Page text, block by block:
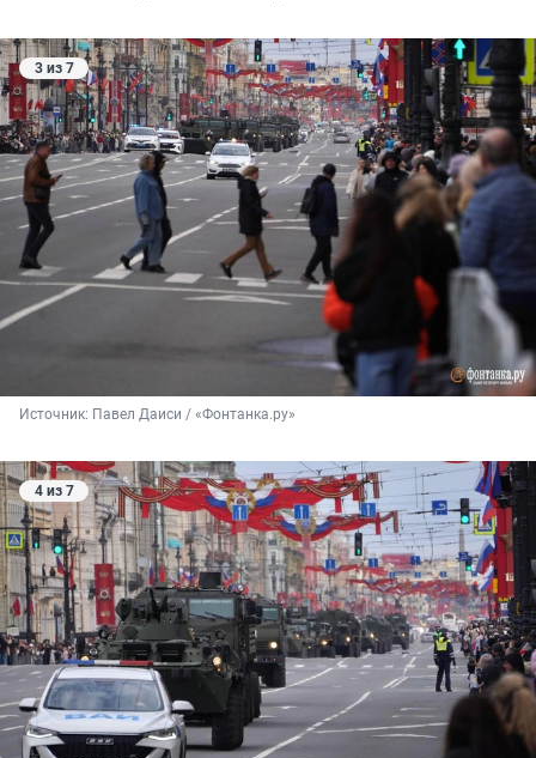
3 из 7
Источник: Павел Даиси / «Фонтанка.ру»
4 из 7